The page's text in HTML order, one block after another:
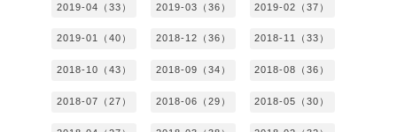
2019-04（33） 2019-03（36） 2019-02（37）
2019-01（40） 2018-12（36） 2018-11（33）
2018-10（43） 2018-09（34） 2018-08（36）
2018-07（27） 2018-06（29） 2018-05（30）